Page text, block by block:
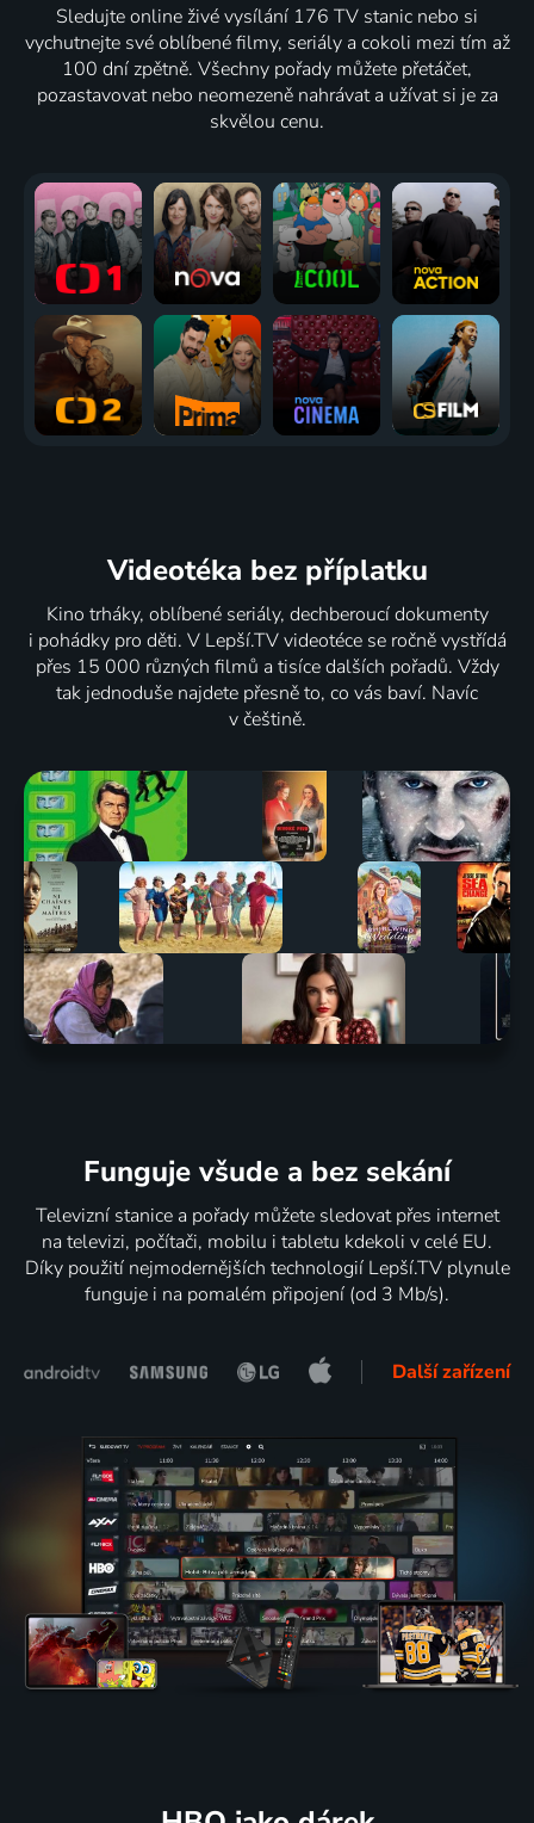
Sledujte online živé vysílání 176 TV stanic nebo si
vychutnejte své oblíbené filmy, seriály a cokoli mezi tím až
100 dní zpětně. Všechny pořady můžete přetáčet,
pozastavovat nebo neomezeně nahrávat a užívat si je za
skvělou cenu.
Videotéka bez příplatku
Kino trháky, oblíbené seriály, dechberoucí dokumenty
i pohádky pro děti. V Lepší.TV videotéce se ročně vystřídá
přes 15 000 různých filmů a tisíce dalších pořadů. Vždy
tak jednoduše najdete přesně to, co vás baví. Navíc
v češtině.
Funguje všude a bez sekání
Televizní stanice a pořady můžete sledovat přes internet
na televizi, počítači, mobilu i tabletu kdekoli v celé EU.
Díky použití nejmodernějších technologií Lepší.TV plynule
funguje i na pomalém připojení (od 3 Mb/s).
Další zařízení